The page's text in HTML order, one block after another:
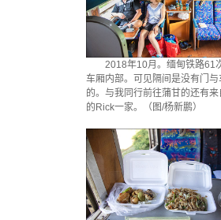
2018年10月。缅甸铁路61
车厢内部。可见隔间是没有门与
的。与我同行前往蒲甘的还有
的Rick一家。（图/杨新鹏）